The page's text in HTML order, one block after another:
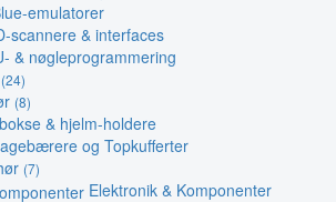
emulatorer
scannere & interfaces
& nøgleprogrammering
(24)
(8)
& hjelm-holdere
og Topkufferter
(7)
Elektronik & Komponenter